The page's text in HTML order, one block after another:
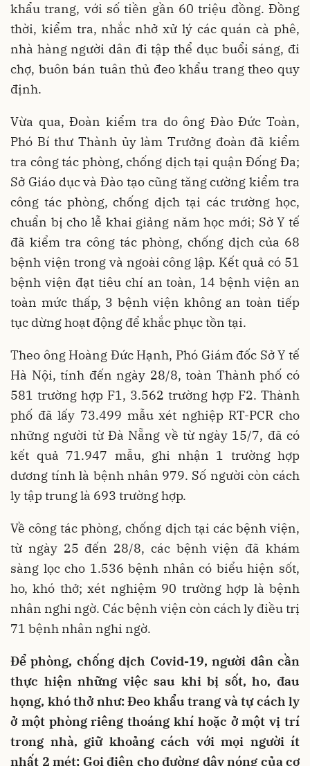
khẩu trang, với số tiền gần 60 triệu đồng. Đồng
thời, kiểm tra, nhắc nhở xử lý các quán cà phê,
nhà hàng người dân đi tập thể dục buổi sáng, đi
chợ, buôn bán tuân thủ đeo khẩu trang theo quy
định.
Vừa qua, Đoàn kiểm tra do ông Đào Đức Toàn,
Phó Bí thư Thành ủy làm Trưởng đoàn đã kiểm
tra công tác phòng, chống dịch tại quận Đống Đa;
Sở Giáo dục và Đào tạo cũng tăng cường kiểm tra
công tác phòng, chống dịch tại các trường học,
chuẩn bị cho lễ khai giảng năm học mới; Sở Y tế
đã kiểm tra công tác phòng, chống dịch của 68
bệnh viện trong và ngoài công lập. Kết quả có 51
bệnh viện đạt tiêu chí an toàn, 14 bệnh viện an
toàn mức thấp, 3 bệnh viện không an toàn tiếp
tục dừng hoạt động để khắc phục tồn tại.
Theo ông Hoàng Đức Hạnh, Phó Giám đốc Sở Y tế
Hà Nội, tính đến ngày 28/8, toàn Thành phố có
581 trường hợp F1, 3.562 trường hợp F2. Thành
phố đã lấy 73.499 mẫu xét nghiệp RT-PCR cho
những người từ Đà Nẵng về từ ngày 15/7, đã có
kết quả 71.947 mẫu, ghi nhận 1 trường hợp
dương tính là bệnh nhân 979. Số người còn cách
ly tập trung là 693 trường hợp.
Về công tác phòng, chống dịch tại các bệnh viện,
từ ngày 25 đến 28/8, các bệnh viện đã khám
sàng lọc cho 1.536 bệnh nhân có biểu hiện sốt,
ho, khó thở; xét nghiệm 90 trường hợp là bệnh
nhân nghi ngờ. Các bệnh viện còn cách ly điều trị
71 bệnh nhân nghi ngờ.
Để phòng, chống dịch Covid-19, người dân cần
thực hiện những việc sau khi bị sốt, ho, đau
họng, khó thở như: Đeo khẩu trang và tự cách ly
ở một phòng riêng thoáng khí hoặc ở một vị trí
trong nhà, giữ khoảng cách với mọi người ít
nhất 2 mét; Gọi điện cho đường dây nóng của cơ